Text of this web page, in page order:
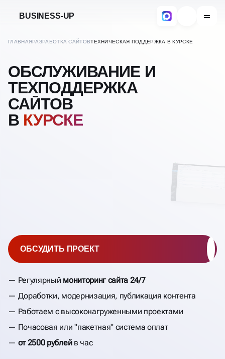
BUSINESS-UP
ГЛАВНАЯРАЗРАБОТКА САЙТОВТЕХНИЧЕСКАЯ ПОДДЕРЖКА В КУРСКЕ
ОБСЛУЖИВАНИЕ И
ТЕХПОДДЕРЖКА
САЙТОВ
В КУРСКЕ
Регулярный мониторинг сайта 24/7
Доработки, модернизация, публикация контента
Работаем с высоконагруженными проектами
Почасовая или "пакетная" система оплат
от 2500 рублейв час
ОБСУДИТЬ ПРОЕКТ